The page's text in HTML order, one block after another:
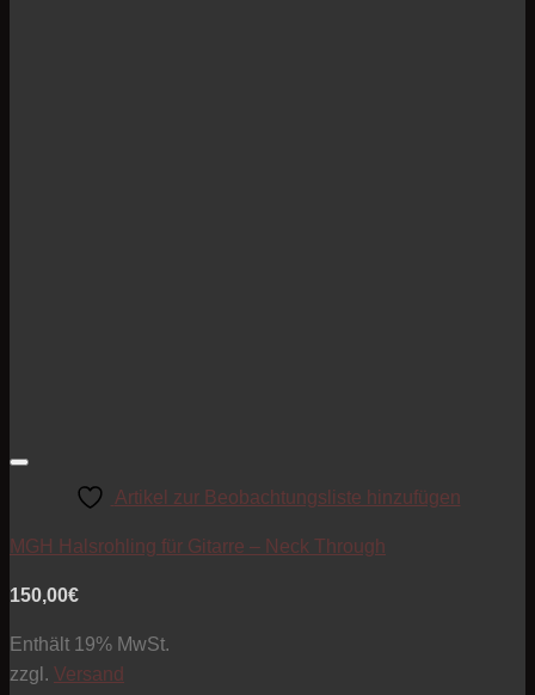
Artikel zur Beobachtungsliste hinzufügen
MGH Halsrohling für Gitarre – Neck Through
150,00€
Enthält 19% MwSt.
zzgl. Versand